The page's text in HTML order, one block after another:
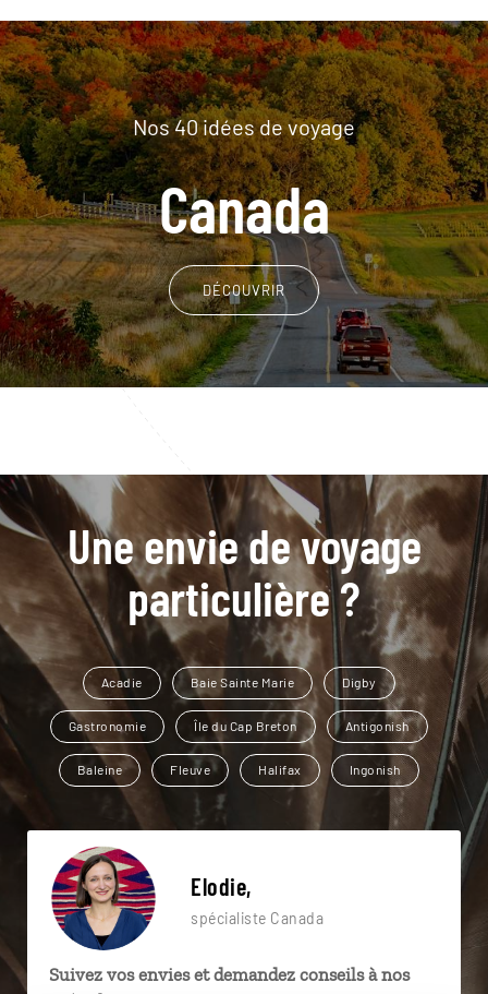
Nos 40 idées de voyage
Canada
DÉCOUVRIR
Une envie de voyage
particulière ?
Acadie Baie Sainte Marie Digby
Gastronomie Île du Cap Breton Antigonish
Baleine Fleuve Halifax Ingonish
Elodie,
spécialiste Canada
Suivez vos envies et demandez conseils à nos